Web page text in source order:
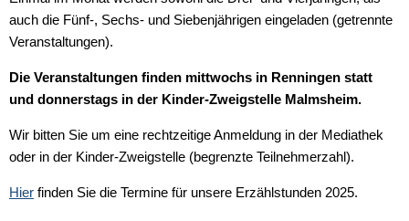
auch die Fünf-, Sechs- und Siebenjährigen eingeladen (getrennte
Veranstaltungen).
Die Veranstaltungen finden mittwochs in Renningen statt
und donnerstags in der Kinder-Zweigstelle Malmsheim.
Wir bitten Sie um eine rechtzeitige Anmeldung in der Mediathek
oder in der Kinder-Zweigstelle (begrenzte Teilnehmerzahl).
Hier finden Sie die Termine für unsere Erzählstunden 2025.